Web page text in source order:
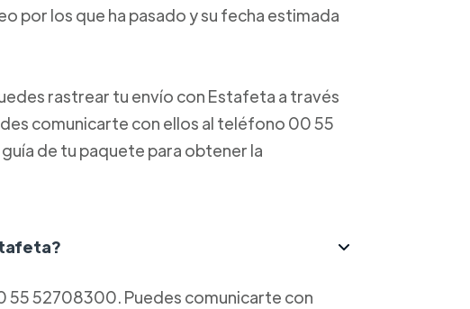
por los que ha pasado y su fecha estimada
rastrear tu envío con Estafeta a través
comunicarte con ellos al teléfono 00 55
de tu paquete para obtener la
55 52708300. Puedes comunicarte con